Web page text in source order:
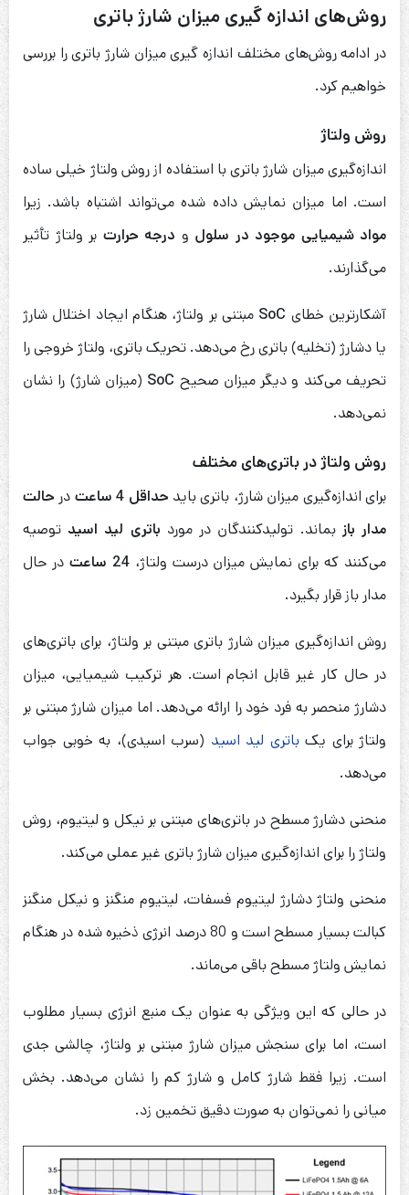
روش‌های اندازه گیری میزان شارژ باتری
در ادامه روش‌های مختلف اندازه گیری میزان شارژ باتری را بررسی
خواهیم کرد.
روش ولتاژ
اندازه‌گیری میزان شارژ باتری با استفاده از روش ولتاژ خیلی ساده
است. اما میزان نمایش داده شده می‌تواند اشتباه باشد. زیرا
مواد شیمیایی موجود در سلول و درجه حرارت بر ولتاژ تأثیر
می‌گذارند.
آشکارترین خطای SoC مبتنی بر ولتاژ، هنگام ایجاد اختلال شارژ
یا دشارژ (تخلیه) باتری رخ می‌دهد. تحریک باتری، ولتاژ خروجی را
تحریف می‌کند و دیگر میزان صحیح SoC (میزان شارژ) را نشان
نمی‌دهد.
روش ولتاژ در باتری‌های مختلف
برای اندازه‌گیری میزان شارژ، باتری باید حداقل 4 ساعت در حالت
مدار باز بماند. تولیدکنندگان در مورد باتری لید اسید توصیه
می‌کنند که برای نمایش میزان درست ولتاژ،24 ساعت در حال
مدار باز قرار بگیرد.
روش اندازه‌گیری میزان شارژ باتری مبتنی بر ولتاژ، برای باتری‌‌های
در حال کار غیر قابل انجام است. هر ترکیب شیمیایی، میزان
دشارژ منحصر به فرد خود را ارائه می‌دهد. اما میزان شارژ مبتنی بر
ولتاژ برای یکباتری لید اسید (سرب اسیدی)، به خوبی جواب
می‌دهد.
منحنی دشارژ مسطح در باتری‌های مبتنی بر نیکل و لیتیوم، روش
ولتاژ را برای اندازه‌گیری میزان شارژ باتری غیر عملی می‌کند.
منحنی ولتاژ دشارژ لیتیوم فسفات، لیتیوم منگنز و نیکل منگنز
کبالت بسیار مسطح است و 80 درصد انرژی ذخیره شده در هنگام
نمایش ولتاژ مسطح باقی می‌ماند.
در حالی که این ویژگی به عنوان یک منبع انرژی بسیار مطلوب
است، اما برای سنجش میزان شارژ مبتنی بر ولتاژ، چالشی جدی
است. زیرا فقط شارژ کامل و شارژ کم را نشان می‌دهد. بخش
میانی را نمی‌توان به صورت دقیق تخمین زد.